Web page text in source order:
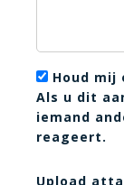
Houd mij
Als u dit
iemand
reageert.
Upload